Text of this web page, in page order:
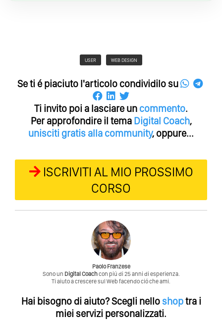
USER WEB DESIGN
Se ti é piaciuto l'articolo condividilo su
Ti invito poi a lasciare un commento.
Per approfondire il tema Digital Coach,
unisciti gratis alla community, oppure...
ISCRIVITI AL MIO PROSSIMO
CORSO
Paolo Franzese
Sono un Digital Coachcon piú di 25 anni di esperienza.
Ti aiuto a crescere sul Web facendo ció che ami.
Hai bisogno di aiuto?Scegli nello shoptra i
miei servizi personalizzati.